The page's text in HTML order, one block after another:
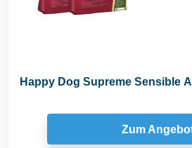
Happy Dog Supreme Sensible
Zum